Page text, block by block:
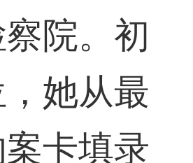
院。初
她从最
卡填录